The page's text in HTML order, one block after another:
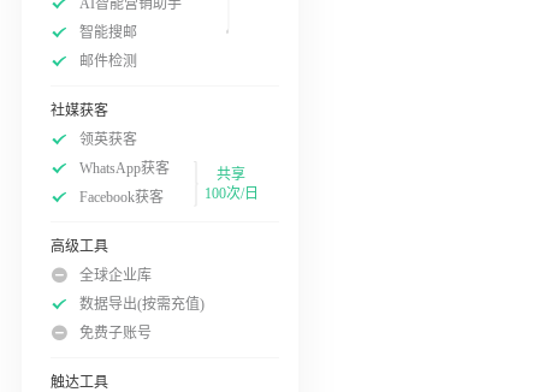
AI智能营销助手
智能搜邮
邮件检测
社媒获客
领英获客
WhatsApp获客
Facebook获客
共享
100次/日
高级工具
全球企业库
数据导出(按需充值)
免费子账号
触达工具